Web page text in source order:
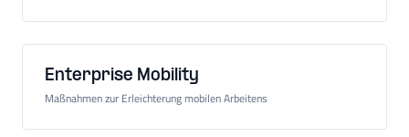
Enterprise Mobility
Maßnahmen zur Erleichterung mobilen Arbeitens